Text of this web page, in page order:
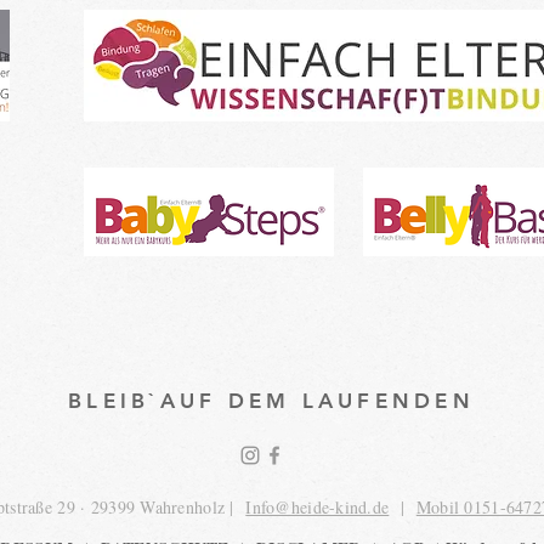
BLEIB`AUF DEM LAUFENDEN
29 · 29399 Wahrenholz |Info@heide-kind.de | Mobil 0151-